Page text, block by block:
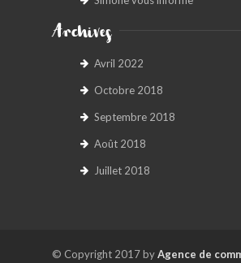
Archives
Avril 2022
Octobre 2018
Septembre 2018
Août 2018
Juillet 2018
© Copyright 2017 byAgence de